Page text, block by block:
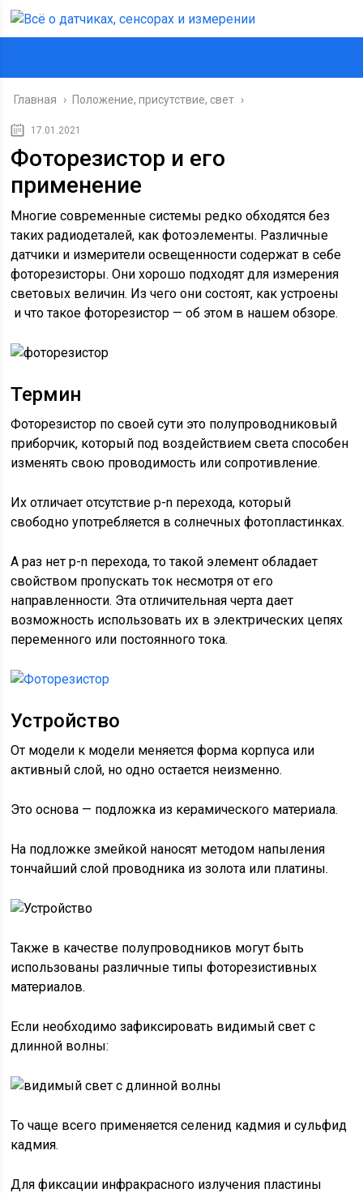
Главная › Положение, присутствие, свет ›
17.01.2021
Фоторезистор и его
применение
Многие современные системы редко обходятся без
таких радиодеталей, как фотоэлементы. Различные
датчики и измерители освещенности содержат в себе
фоторезисторы. Они хорошо подходят для измерения
световых величин. Из чего они состоят, как устроены
и что такое фоторезистор — об этом в нашем обзоре.
Термин
Фоторезистор по своей сути это полупроводниковый
приборчик, который под воздействием света способен
изменять свою проводимость или сопротивление.
Их отличает отсутствие p-n перехода, который
свободно употребляется в солнечных фотопластинках.
А раз нет p-n перехода, то такой элемент обладает
свойством пропускать ток несмотря от его
направленности. Эта отличительная черта дает
возможность использовать их в электрических цепях
переменного или постоянного тока.
Устройство
От модели к модели меняется форма корпуса или
активный слой, но одно остается неизменно.
Это основа — подложка из керамического материала.
На подложке змейкой наносят методом напыления
тончайший слой проводника из золота или платины.
Также в качестве полупроводников могут быть
использованы различные типы фоторезистивных
материалов.
Если необходимо зафиксировать видимый свет с
длинной волны:
То чаще всего применяется селенид кадмия и сульфид
кадмия.
Для фиксации инфракрасного излучения пластины